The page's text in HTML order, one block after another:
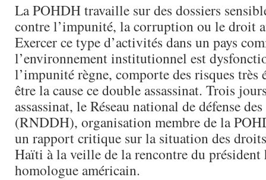
La POHDH travaille sur des dossiers
contre l’impunité, la corruption ou le droit
Exercer ce type d’activités dans un pays
l’environnement institutionnel est
l’impunité règne, comporte des risques très
être la cause ce double assassinat. Trois
assassinat, le Réseau national de défense
(RNDDH), organisation membre de la
un rapport critique sur la situation des
Haïti à la veille de la rencontre du président
homologue américain.